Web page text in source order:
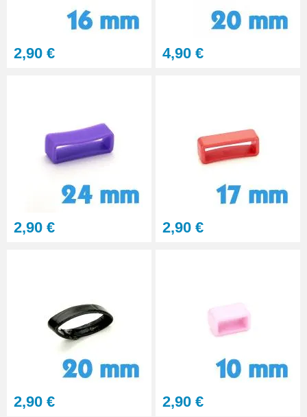
2,90 € 4,90 €
2,90 € 2,90 €
2,90 € 2,90 €